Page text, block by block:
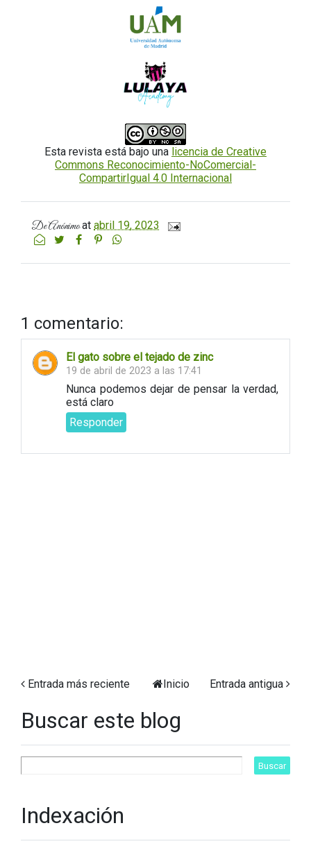
Esta revista está bajo una licencia de Creative
Commons Reconocimiento-NoComercial-
CompartirIgual 4.0 Internacional
DeAnónimoat abril 19, 2023
1 comentario:
El gato sobre el tejado de zinc
19 de abril de 2023 a las 17:41
Nunca podemos dejar de pensar la verdad,
está claro
Responder
Entrada más reciente Entrada antigua
Inicio
Buscar este blog
Indexación